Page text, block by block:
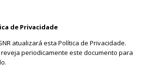
de Privacidade
atualizará esta Política de Privacidade.
periodicamente este documento para